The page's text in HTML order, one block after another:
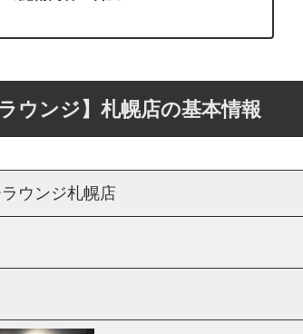
ウンジ】札幌店の基本情報
ウンジ札幌店